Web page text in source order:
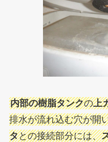
内部の樹脂タンクの上
排水が流れ込む穴が開
タとの接続部分には、